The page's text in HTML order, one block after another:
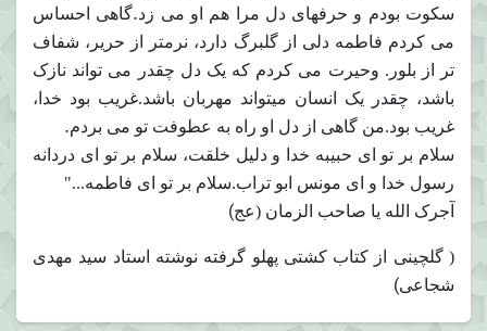
سکوت بودم و حرفهای دل مرا هم او می زد.گاهی احساس
می کردم فاطمه دلی از گلبرگ دارد، نرمتر از حریر، شفاف
تر از بلور. وحیرت می کردم که یک دل چقدر می تواند نازک
باشد، چقدر یک انسان میتواند مهربان باشد.غریب بود خدا،
غریب بود.من گاهی از دل او راه به عطوفت تو می بردم.
سلام بر تو ای حبیبه خدا و دلیل خلقت، سلام بر تو ای دردانه
رسول خدا و ای مونس ابو تراب.سلام بر تو ای فاطمه..."
آجرک الله یا صاحب الزمان (عج(
( گلچینی از کتاب کشتی پهلو گرفته نوشته استاد سید مهدی
شجاعی(